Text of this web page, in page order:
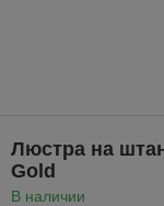
Люстра на
Gold
В наличии